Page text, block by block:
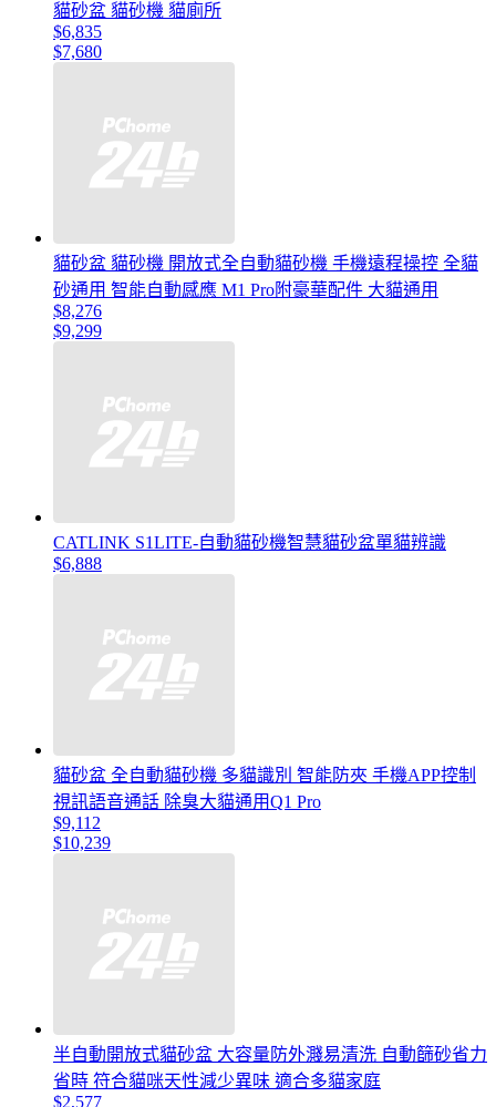
貓砂盆 貓砂機 貓廁所
$6,835
$7,680
貓砂盆 貓砂機 開放式全自動貓砂機 手機遠程操控 全貓
砂通用 智能自動感應 M1 Pro附豪華配件 大貓通用
$8,276
$9,299
CATLINK S1LITE-自動貓砂機智慧貓砂盆單貓辨識
$6,888
貓砂盆 全自動貓砂機 多貓識別 智能防夾 手機APP控制
視訊語音通話 除臭大貓通用Q1 Pro
$9,112
$10,239
半自動開放式貓砂盆 大容量防外濺易清洗 自動篩砂省力
省時 符合貓咪天性減少異味 適合多貓家庭
$2,577